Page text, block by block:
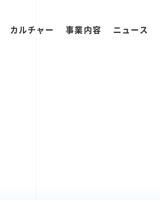
カルチャー 事業内容 ニュース